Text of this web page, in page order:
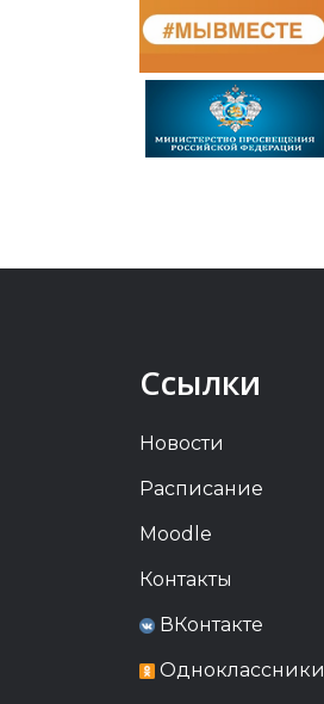
Ссылки
Новости
Расписание
Moodle
Контакты
ВКонтакте
Одноклассники